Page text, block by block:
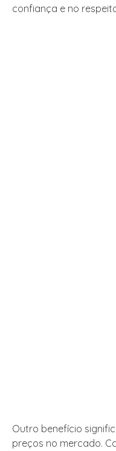
confiança e no
Outro benefício
preços no mercado.